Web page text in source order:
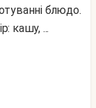
блюдо.
кашу, ...